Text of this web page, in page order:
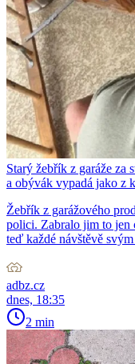
Starý žebřík z garáže za
a obývák vypadá jako z
Žebřík z garážového
polici. Zabralo jim to jen
teď každé návštěvě
adbz.cz
dnes, 18:35
2 min